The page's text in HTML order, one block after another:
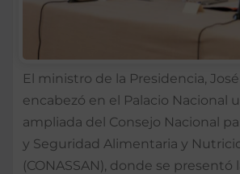
El ministro de la Presidencia,
encabezó en el Palacio Nacional
ampliada del Consejo Nacional
y Seguridad Alimentaria y
(CONASSAN), donde se presentó